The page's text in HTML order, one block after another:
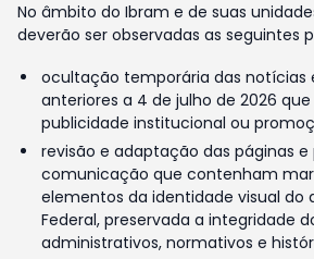
No âmbito do Ibram e de suas
deverão ser observadas as seguintes
ocultação temporária das notícias
anteriores a 4 de julho de 2026
publicidade institucional ou
revisão e adaptação das páginas e
comunicação que contenham
elementos da identidade visual do
Federal, preservada a integridade
administrativos, normativos e